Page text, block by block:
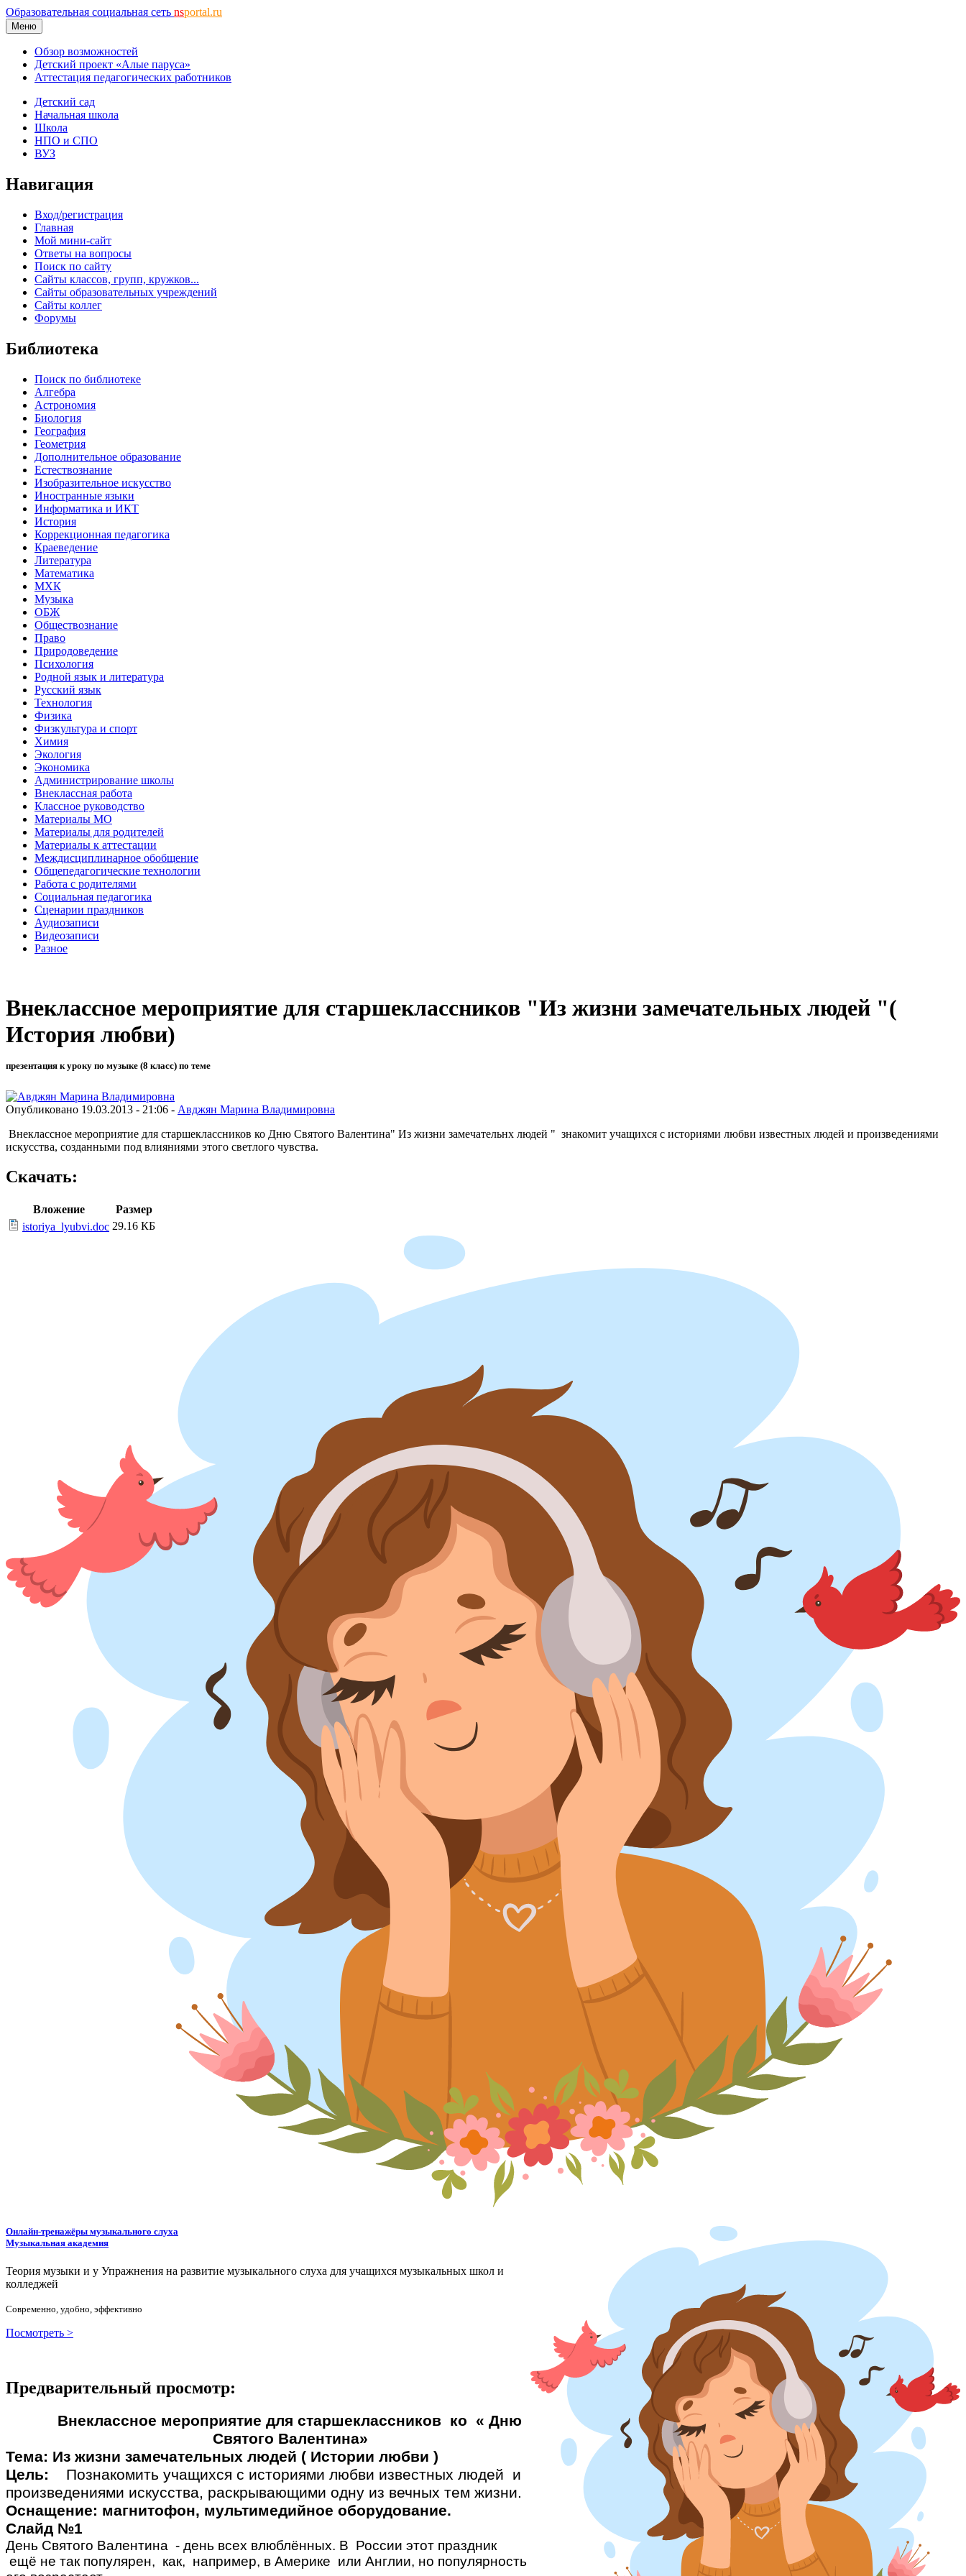
Образовательная социальная сеть nsportal.ru
Меню
Обзор возможностей
Детский проект «Алые паруса»
Аттестация педагогических работников
Детский сад
Начальная школа
Школа
НПО и СПО
ВУЗ
Навигация
Вход/регистрация
Главная
Мой мини-сайт
Ответы на вопросы
Поиск по сайту
Сайты классов, групп, кружков...
Сайты образовательных учреждений
Сайты коллег
Форумы
Библиотека
Поиск по библиотеке
Алгебра
Астрономия
Биология
География
Геометрия
Дополнительное образование
Естествознание
Изобразительное искусство
Иностранные языки
Информатика и ИКТ
История
Коррекционная педагогика
Краеведение
Литература
Математика
МХК
Музыка
ОБЖ
Обществознание
Право
Природоведение
Психология
Родной язык и литература
Русский язык
Технология
Физика
Физкультура и спорт
Химия
Экология
Экономика
Администрирование школы
Внеклассная работа
Классное руководство
Материалы МО
Материалы для родителей
Материалы к аттестации
Междисциплинарное обобщение
Общепедагогические технологии
Работа с родителями
Социальная педагогика
Сценарии праздников
Аудиозаписи
Видеозаписи
Разное
Внеклассное мероприятие для старшеклассников "Из жизни замечательных людей "(
История любви)
презентация к уроку по музыке (8 класс) по теме
Опубликовано 19.03.2013 - 21:06 - Авджян Марина Владимировна
Внеклассное мероприятие для старшеклассников ко Дню Святого Валентина" Из жизни замечательнх людей " знакомит учащихся с историями любви известных людей и произведениями
искусства, созданными под влияниями этого светлого чувства.
Скачать:
Вложение
Размер
istoriya_lyubvi.doc 29.16 КБ
Онлайн-тренажёры музыкального слуха
Музыкальная академия
Теория музыки и у Упражнения на развитие музыкального слуха для учащихся музыкальных школ и
колледжей
Современно, удобно, эффективно
Посмотреть >
Предварительный просмотр:
Внеклассное мероприятие для старшеклассников ко « Дню
Святого Валентина»
Тема: Из жизни замечательных людей ( Истории любви )
Цель: Познакомить учащихся с историями любви известных людей и
произведениями искусства, раскрывающими одну из вечных тем жизни.
Оснащение: магнитофон, мультимедийное оборудование.
Слайд №1
День Святого Валентина - день всех влюблённых. В России этот праздник
ещё не так популярен, как, например, в Америке или Англии, но популярность